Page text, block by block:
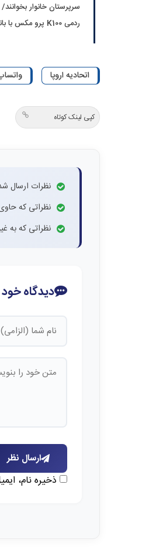
سرپرستان خانوار بخوانند/ حساب این
ردمی K100 پرو مکس با باتری غول‌پیکر و شارژ بی‌سیم روانه بازار می‌شود
اتحادیه اروپا
کپی لینک کوتاه
نظرات ارسال
نظراتی که
نظراتی که به
دیدگاه
ارسال نظر
ذخیره نام،